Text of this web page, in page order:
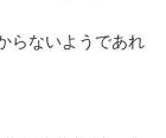
らないようであれ